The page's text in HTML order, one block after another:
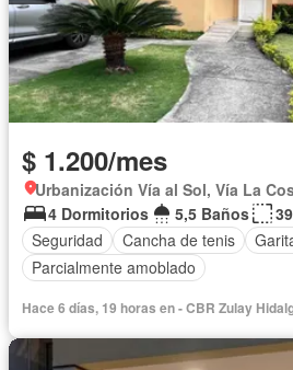
$ 1.200/mes
Urbanización Vía al Sol, Vía La
4 Dormitorios
5,5 Baños
Seguridad
Cancha de tenis
Parcialmente amoblado
Hace 6 días, 19 horas en - CBR Zulay